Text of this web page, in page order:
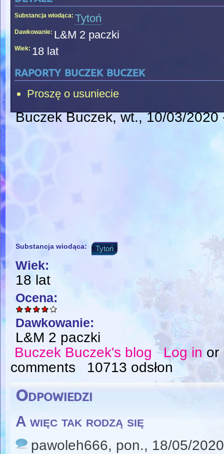
Substancja wiodąca: Tytoń
Dawkowanie: L&M 2 paczki
Wiek: 18 lat
raporty buczek buczek
Proszę o usuniecie
Buczek Buczek, wt., 10/03/2020
Substancja wiodąca: Tytoń
Wiek:
18 lat
Ocena:
Dawkowanie:
L&M 2 paczki
Buczek Buczek's blog
Log in or
comments
10713 odsłon
Odpowiedzi
A więc tak rodzą się
pawoleh666, pon., 18/05/